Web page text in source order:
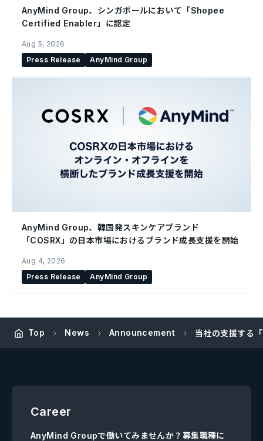
AnyMind Group、シンガポールにおいて「Shopee
Certified Enabler」に認定
Aug 5, 2026
Press Release
AnyMind Group
AnyMind Group、韓国発スキンケアブランド
「COSRX」の日本市場におけるブランド成長支援を開始
Aug 4, 2026
Press Release
AnyMind Group
Top News Announcement 当社の支援する
Career
AnyMind Groupで働いてみませんか？募集職種に